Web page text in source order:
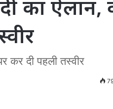
का ऐलान,
कर दी पहली तस्वीर